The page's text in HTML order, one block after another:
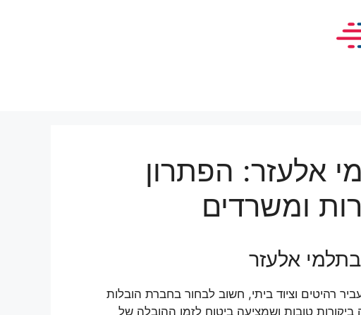
אלעזר: הפתרון
ומשרדים
אלעזר
רהיטים וציוד ביתי, חשוב לבחור בחברת הובלות
טובות ושמציעה ביטוח לזמן ההובלה של